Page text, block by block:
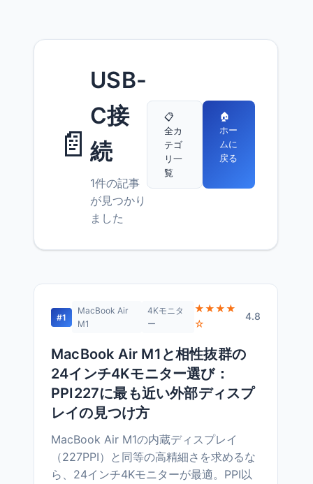
📄
USB-
C接
続
1件の記事
が見つかり
ました
📋
全カ
テゴ
リ一
覧
🏠
ホー
ムに
戻る
#1
MacBook Air
M1
4Kモニタ
ー
★★★★
☆
4.8
MacBook Air M1と相性抜群の
24インチ4Kモニター選び：
PPI227に最も近い外部ディスプ
レイの見つけ方
MacBook Air M1の内蔵ディスプレイ
（227PPI）と同等の高精細さを求めるな
ら、24インチ4Kモニターが最適。PPI以